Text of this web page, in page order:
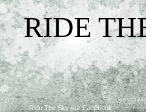
RIDE
Ride The Sky sur Facebook